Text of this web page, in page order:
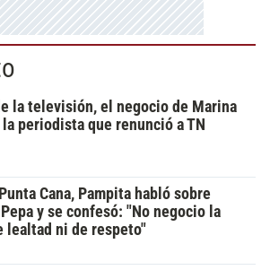
la televisión, el negocio de Marina
periodista que renunció a TN
Cana, Pampita habló sobre
y se confesó: "No negocio la
lealtad ni de respeto"